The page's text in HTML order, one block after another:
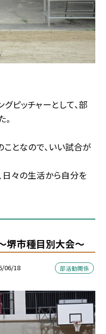
ピッチャーとして、部
となので、いい試合が
日々の生活から自分を
市種目別大会～
06/18 部活動関係